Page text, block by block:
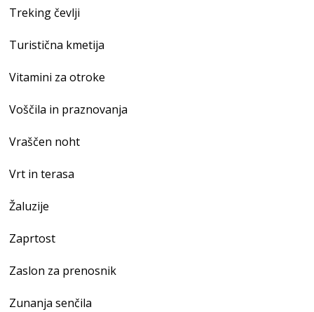
Treking čevlji
Turistična kmetija
Vitamini za otroke
Voščila in praznovanja
Vraščen noht
Vrt in terasa
Žaluzije
Zaprtost
Zaslon za prenosnik
Zunanja senčila